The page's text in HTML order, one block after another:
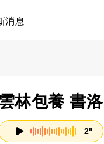
消息
雲林包養 書洛
2"